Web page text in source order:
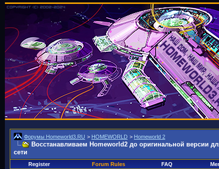
Форумы Homeworld3.RU > HOMEWORLD > Homeworld 2
Восстанавливаем Homeworld2 до оригинальной версии
сети
Register Forum Rules FAQ